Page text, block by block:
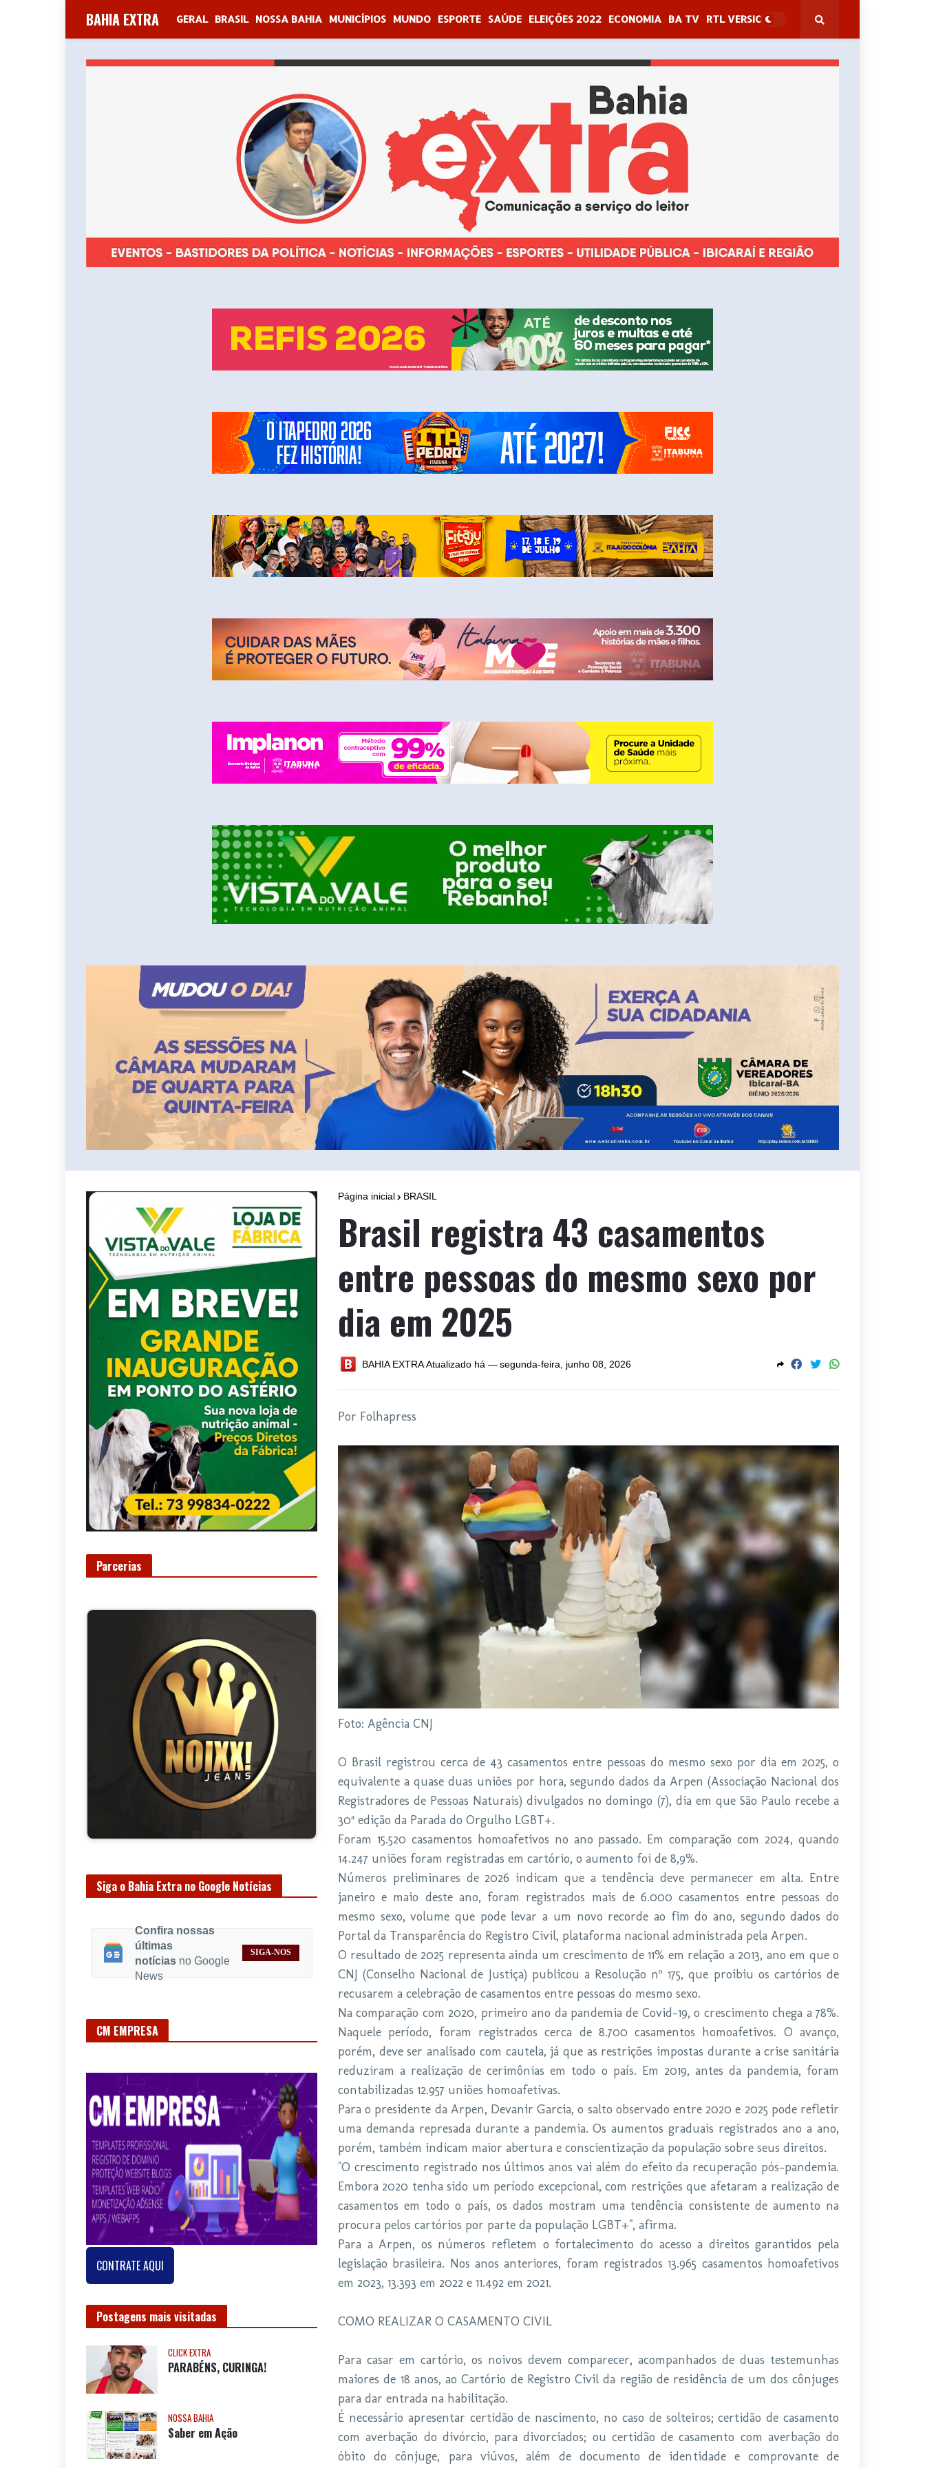
BAHIA EXTRA GERAL BRASIL NOSSA BAHIA MUNICÍPIOS MUNDO ESPORTE SAÚDE ELEIÇÕES 2022 ECONOMIA BA TV RTL VERSION
Página inicial BRASIL
Brasil registra 43 casamentos
entre pessoas do mesmo sexo por
dia em 2025
BAHIA EXTRAAtualizado há —segunda-feira, junho 08, 2026
Por Folhapress
Foto: Agência CNJ
O Brasil registrou cerca de 43 casamentos entre pessoas do mesmo sexo por dia em 2025, o
equivalente a quase duas uniões por hora, segundo dados da Arpen (Associação Nacional dos
Registradores de Pessoas Naturais) divulgados no domingo (7), dia em que São Paulo recebe a
30ª edição da Parada do Orgulho LGBT+.
Foram 15.520 casamentos homoafetivos no ano passado. Em comparação com 2024, quando
14.247 uniões foram registradas em cartório, o aumento foi de 8,9%.
Números preliminares de 2026 indicam que a tendência deve permanecer em alta. Entre
janeiro e maio deste ano, foram registrados mais de 6.000 casamentos entre pessoas do
mesmo sexo, volume que pode levar a um novo recorde ao fim do ano, segundo dados do
Portal da Transparência do Registro Civil, plataforma nacional administrada pela Arpen.
O resultado de 2025 representa ainda um crescimento de 11% em relação a 2013, ano em que o
CNJ (Conselho Nacional de Justiça) publicou a Resolução nº 175, que proibiu os cartórios de
recusarem a celebração de casamentos entre pessoas do mesmo sexo.
Na comparação com 2020, primeiro ano da pandemia de Covid-19, o crescimento chega a 78%.
Naquele período, foram registrados cerca de 8.700 casamentos homoafetivos. O avanço,
porém, deve ser analisado com cautela, já que as restrições impostas durante a crise sanitária
reduziram a realização de cerimônias em todo o país. Em 2019, antes da pandemia, foram
contabilizadas 12.957 uniões homoafetivas.
Para o presidente da Arpen, Devanir Garcia, o salto observado entre 2020 e 2025 pode refletir
uma demanda represada durante a pandemia. Os aumentos graduais registrados ano a ano,
porém, também indicam maior abertura e conscientização da população sobre seus direitos.
"O crescimento registrado nos últimos anos vai além do efeito da recuperação pós-pandemia.
Embora 2020 tenha sido um período excepcional, com restrições que afetaram a realização de
casamentos em todo o país, os dados mostram uma tendência consistente de aumento na
procura pelos cartórios por parte da população LGBT+", afirma.
Para a Arpen, os números refletem o fortalecimento do acesso a direitos garantidos pela
legislação brasileira. Nos anos anteriores, foram registrados 13.965 casamentos homoafetivos
em 2023, 13.393 em 2022 e 11.492 em 2021.
COMO REALIZAR O CASAMENTO CIVIL
Para casar em cartório, os noivos devem comparecer, acompanhados de duas testemunhas
maiores de 18 anos, ao Cartório de Registro Civil da região de residência de um dos cônjuges
para dar entrada na habilitação.
É necessário apresentar certidão de nascimento, no caso de solteiros; certidão de casamento
com averbação do divórcio, para divorciados; ou certidão de casamento com averbação do
óbito do cônjuge, para viúvos, além de documento de identidade e comprovante de
Parcerias
Siga o Bahia Extra no Google Notícias
Confira nossas
últimas
notíciasno Google
News
SIGA-NOS
CM EMPRESA
CONTRATE AQUI
Postagens mais visitadas
CLICK EXTRA
PARABÉNS, CURINGA!
NOSSA BAHIA
Saber em Ação